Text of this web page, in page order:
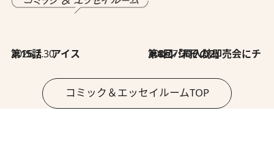
2026.7.30
第15話 アイス 2026.7.30
第8回「同人誌即売会にチャレンジ その2」
コミック＆エッセイルームTOP